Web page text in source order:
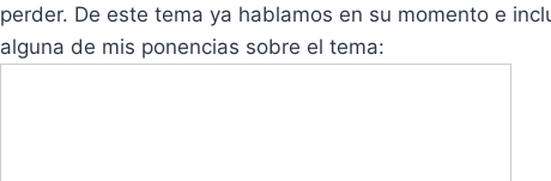
perder. De este tema ya hablamos en su momento e
alguna de mis ponencias sobre el tema: